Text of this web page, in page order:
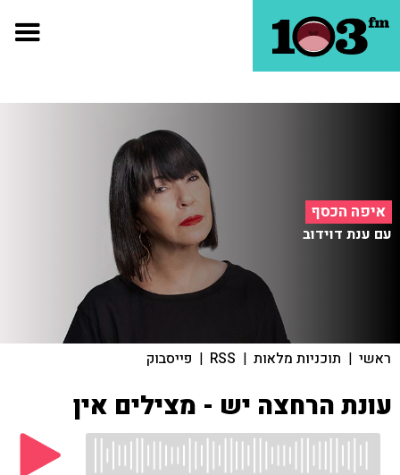
איפה הכסף
עם ענת דוידוב
ראשי | תוכניות מלאות |
RSS
| פייסבוק
עונת הרחצה יש - מצילים אין